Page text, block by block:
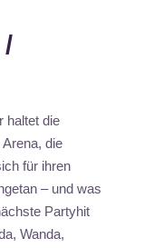
haltet die
die
für ihren
– und was
Partyhit
Wanda,